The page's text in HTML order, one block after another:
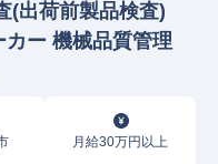
(出荷前製品検査)
ー 機械品質管理
月給30万円以上